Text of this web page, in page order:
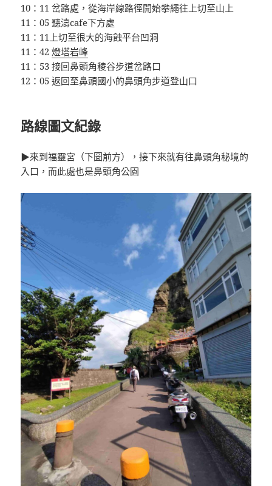
10：11 岔路處，從海岸線路徑開始攀繩往上切至山上
11：05 聽濤cafe下方處
11：11上切至很大的海蝕平台凹洞
11：42燈塔岩峰
11：53 接回鼻頭角稜谷步道岔路口
12：05 返回至鼻頭國小的鼻頭角步道登山口
路線圖文紀錄
▶來到福靈宮（下圖前方），接下來就有往鼻頭角秘境的
入口，而此處也是鼻頭角公園